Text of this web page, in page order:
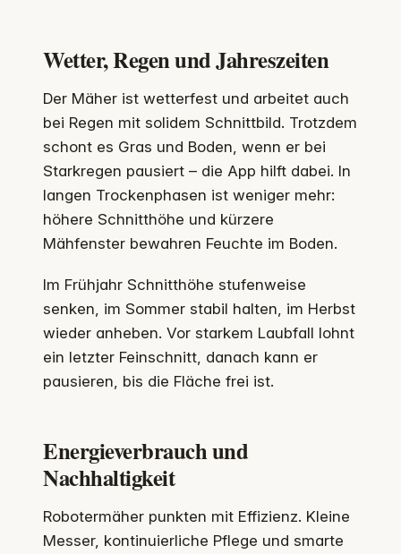
Wetter, Regen und Jahreszeiten
Der Mäher ist wetterfest und arbeitet auch
bei Regen mit solidem Schnittbild. Trotzdem
schont es Gras und Boden, wenn er bei
Starkregen pausiert – die App hilft dabei. In
langen Trockenphasen ist weniger mehr:
höhere Schnitthöhe und kürzere
Mähfenster bewahren Feuchte im Boden.
Im Frühjahr Schnitthöhe stufenweise
senken, im Sommer stabil halten, im Herbst
wieder anheben. Vor starkem Laubfall lohnt
ein letzter Feinschnitt, danach kann er
pausieren, bis die Fläche frei ist.
Energieverbrauch und
Nachhaltigkeit
Robotermäher punkten mit Effizienz. Kleine
Messer, kontinuierliche Pflege und smarte